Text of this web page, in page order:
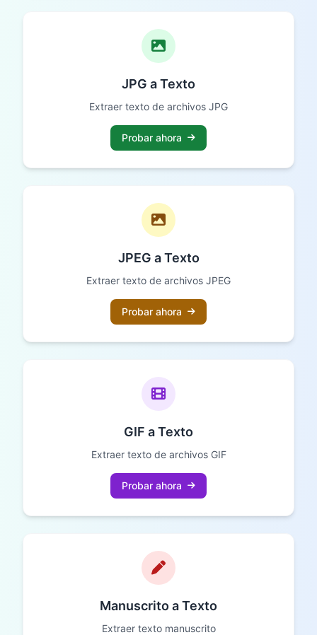
JPG a Texto
Extraer texto de archivos JPG
Probar ahora
JPEG a Texto
Extraer texto de archivos JPEG
Probar ahora
GIF a Texto
Extraer texto de archivos GIF
Probar ahora
Manuscrito a Texto
Extraer texto manuscrito